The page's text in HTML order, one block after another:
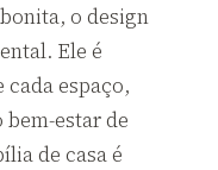
o design
Ele é
espaço,
bem-estar de
de casa é